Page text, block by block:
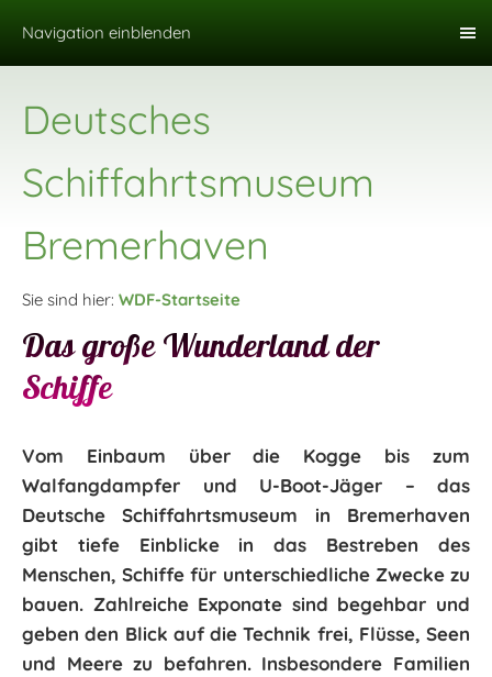
Navigation einblenden
Deutsches
Schiffahrtsmuseum
Bremerhaven
Sie sind hier: WDF-Startseite
Das große Wunderland der
Schiffe
Vom Einbaum über die Kogge bis zum
Walfangdampfer und U-Boot-Jäger – das
Deutsche Schiffahrtsmuseum in Bremerhaven
gibt tiefe Einblicke in das Bestreben des
Menschen, Schiffe für unterschiedliche Zwecke zu
bauen. Zahlreiche Exponate sind begehbar und
geben den Blick auf die Technik frei, Flüsse, Seen
und Meere zu befahren. Insbesondere Familien